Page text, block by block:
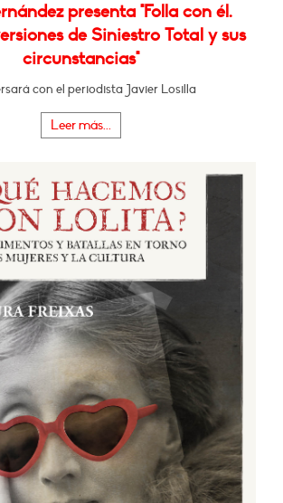
presenta "Folla con él.
de Siniestro Total y sus
circunstancias"
con el periodista Javier Losilla
Leer más...